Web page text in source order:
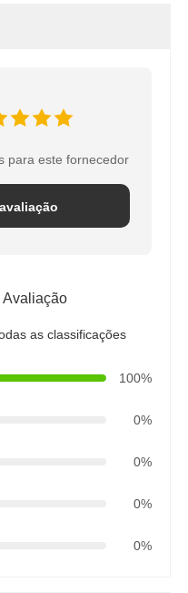
para este fornecedor
Avaliação
as classificações
100%
0%
0%
0%
0%